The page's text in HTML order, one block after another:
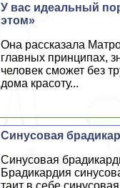
У вас идеальный
этом»
Она рассказала
главных принципах,
человек сможет без
дома красоту...
Синусовая
Синусовая
Брадикардия
таит в себе